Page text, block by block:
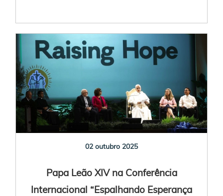
02 outubro 2025
Papa Leão XIV na Conferência
Internacional “Espalhando Esperança